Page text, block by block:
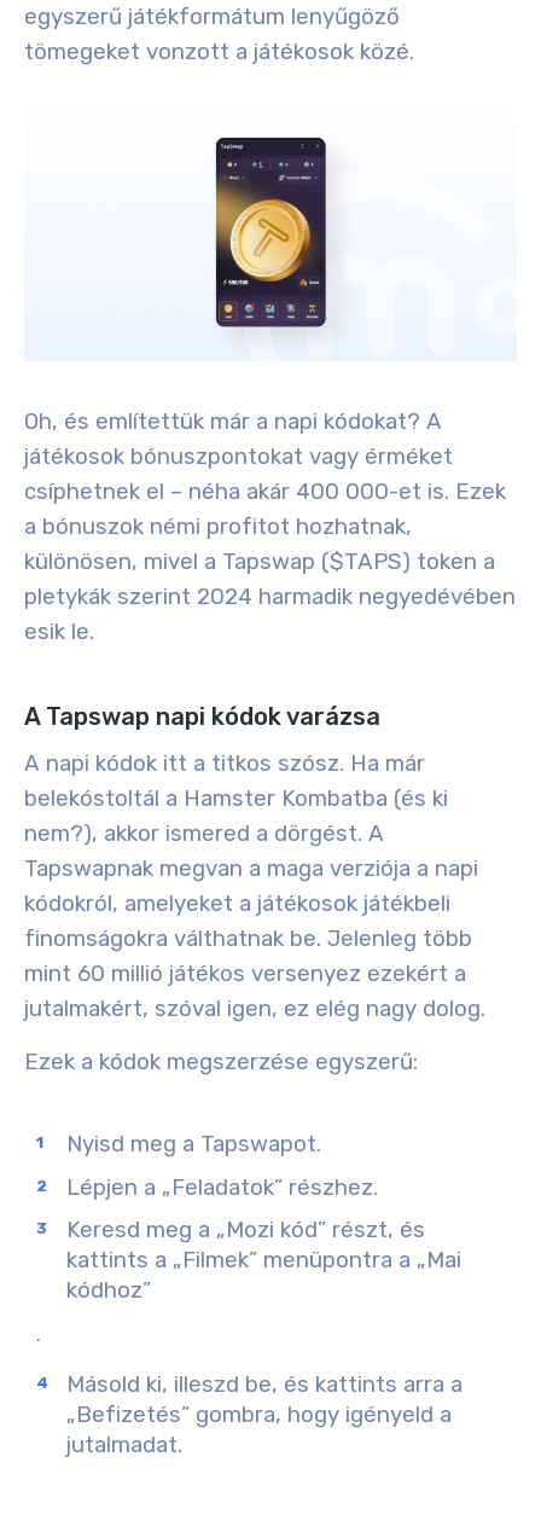
egyszerű játékformátum lenyűgöző
tömegeket vonzott a játékosok közé.
Oh, és említettük már a napi kódokat? A
játékosok bónuszpontokat vagy érméket
csíphetnek el – néha akár 400 000-et is. Ezek
a bónuszok némi profitot hozhatnak,
különösen, mivel a Tapswap ($TAPS) token a
pletykák szerint 2024 harmadik negyedévében
esik le.
A Tapswap napi kódok varázsa
A napi kódok itt a titkos szósz. Ha már
belekóstoltál a Hamster Kombatba (és ki
nem?), akkor ismered a dörgést. A
Tapswapnak megvan a maga verziója a napi
kódokról, amelyeket a játékosok játékbeli
finomságokra válthatnak be. Jelenleg több
mint 60 millió játékos versenyez ezekért a
jutalmakért, szóval igen, ez elég nagy dolog.
Ezek a kódok megszerzése egyszerű:
Nyisd meg a Tapswapot.
Lépjen a „Feladatok” részhez.
Keresd meg a „Mozi kód” részt, és
kattints a „Filmek” menüpontra a „Mai
kódhoz”
.
Másold ki, illeszd be, és kattints arra a
„Befizetés” gombra, hogy igényeld a
jutalmadat.